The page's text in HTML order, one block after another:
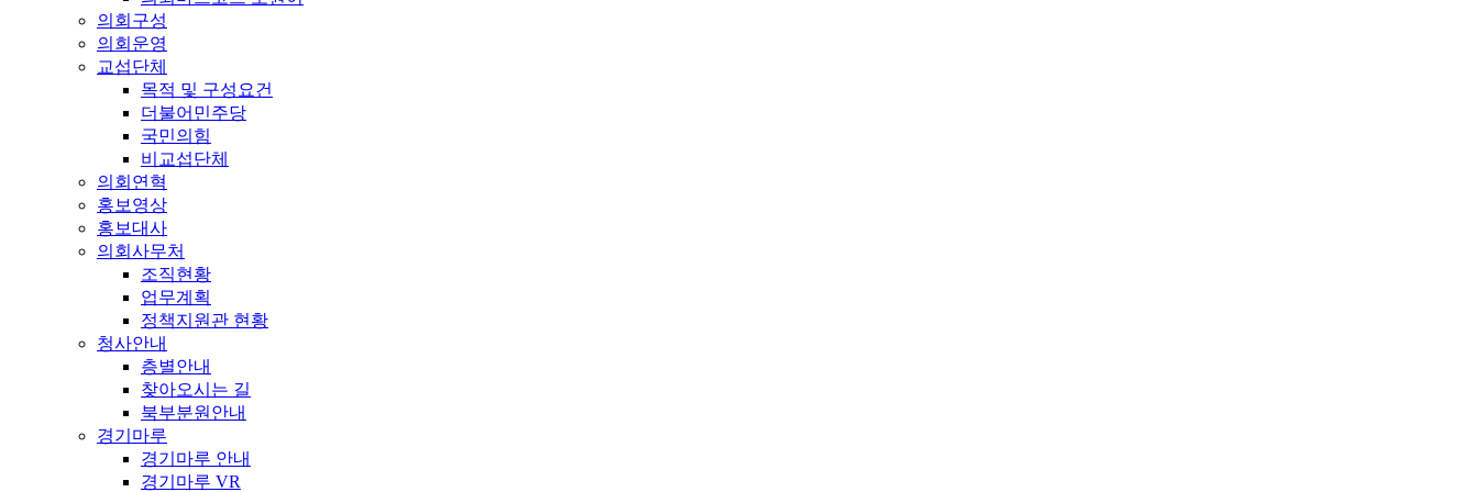
의회구성
의회운영
교섭단체
목적 및 구성요건
더불어민주당
국민의힘
비교섭단체
의회연혁
홍보영상
홍보대사
의회사무처
조직현황
업무계획
정책지원관 현황
청사안내
층별안내
찾아오시는 길
북부분원안내
경기마루
경기마루 안내
경기마루 VR